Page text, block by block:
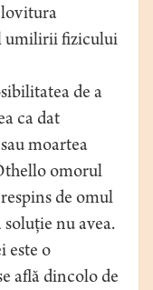
lovitura
umilirii fizicului
de a
ca dat
moartea
omorul
de omul
nu avea.
este o
află dincolo de